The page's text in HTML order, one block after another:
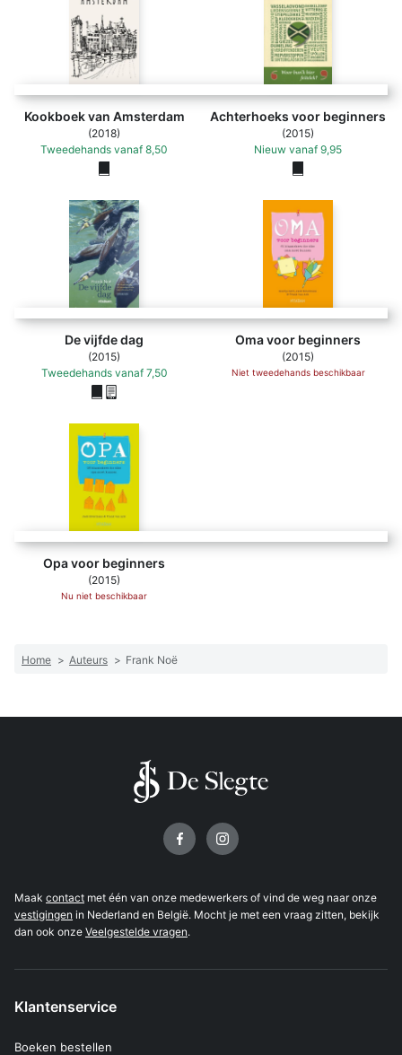
Kookboek van Amsterdam
(2018)
Tweedehands vanaf 8,50
Achterhoeks voor beginners
(2015)
Nieuw vanaf 9,95
De vijfde dag
(2015)
Tweedehands vanaf 7,50
Oma voor beginners
(2015)
Niet tweedehands beschikbaar
Opa voor beginners
(2015)
Nu niet beschikbaar
Home > Auteurs > Frank Noë
Maak contact met één van onze medewerkers of vind de weg naar onze
vestigingen in Nederland en België. Mocht je met een vraag zitten, bekijk
dan ook onze Veelgestelde vragen.
Klantenservice
Boeken bestellen